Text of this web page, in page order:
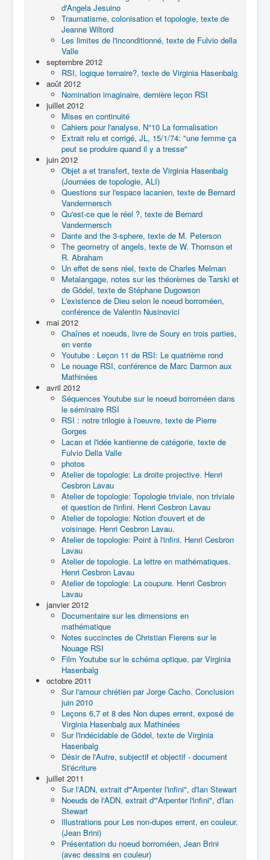
d'Angela Jesuino
Traumatisme, colonisation et topologie, texte de
Jeanne Wiltord
Les limites de l'inconditionné, texte de Fulvio della
Valle
septembre 2012
RSI, logique ternaire?, texte de Virginia Hasenbalg
août 2012
Nomination imaginaire, dernière leçon RSI
juillet 2012
Mises en continuité
Cahiers pour l'analyse, N°10 La formalisation
Extrait relu et corrigé, JL, 15/1/74: "une femme ça
peut se produire quand il y a tresse"
juin 2012
Objet a et transfert, texte de Virginia Hasenbalg
(Journées de topologie, ALI)
Questions sur l'espace lacanien, texte de Bernard
Vandermersch
Qu'est-ce que le réel ?, texte de Bernard
Vandermersch
Dante and the 3-sphere, texte de M. Peterson
The geometry of angels, texte de W. Thomson et
R. Abraham
Un effet de sens réel, texte de Charles Melman
Metalangage, notes sur les théorèmes de Tarski et
de Gödel, texte de Stéphane Dugowson
L'existence de Dieu selon le noeud borroméen,
conférence de Valentin Nusinovici
mai 2012
Chaînes et noeuds, livre de Soury en trois parties,
en vente
Youtube : Leçon 11 de RSI: Le quatrième rond
Le nouage RSI, conférence de Marc Darmon aux
Mathinées
avril 2012
Séquences Youtube sur le noeud borroméen dans
le séminaire RSI
RSI : notre trilogie à l'oeuvre, texte de Pierre
Gorges
Lacan et l'idée kantienne de catégorie, texte de
Fulvio Della Valle
photos
Atelier de topologie: La droite projective. Henri
Cesbron Lavau
Atelier de topologie: Topologie triviale, non triviale
et question de l'infini. Henri Cesbron Lavau
Atelier de topologie: Notion d'ouvert et de
voisinage. Henri Cesbron Lavau.
Atelier de topologie: Point à l'infini. Henri Cesbron
Lavau
Atelier de topologie. La lettre en mathématiques.
Henri Cesbron Lavau
Atelier de topologie: La coupure. Henri Cesbron
Lavau
janvier 2012
Documentaire sur les dimensions en
mathématique
Notes succinctes de Christian Fierens sur le
Nouage RSI
Film Youtube sur le schéma optique, par Virginia
Hasenbalg
octobre 2011
Sur l'amour chrétien par Jorge Cacho. Conclusion
juin 2010
Leçons 6,7 et 8 des Non dupes errent, exposé de
Virginia Hasenbalg aux Mathinées
Sur l'indécidable de Gödel, texte de Virginia
Hasenbalg
Désir de l'Autre, subjectif et objectif - document
St'écriture
juillet 2011
Sur l'ADN, extrait d'"Arpenter l'infini", d'Ian Stewart
Noeuds de l'ADN, extrait d'"Arpenter l'infini", d'Ian
Stewart
Illustrations pour Les non-dupes errent, en couleur.
(Jean Brini)
Présentation du noeud borroméen, Jean Brini
(avec dessins en couleur)